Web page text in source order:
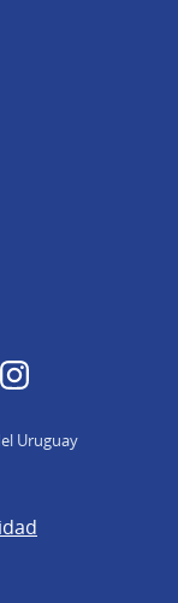
Instagram
Uruguay